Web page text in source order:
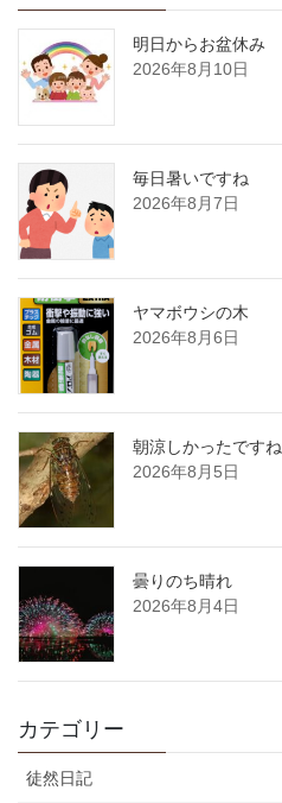
明日からお盆休み
2026年8月10日
毎日暑いですね
2026年8月7日
ヤマボウシの木
2026年8月6日
朝涼しかったですね
2026年8月5日
曇りのち晴れ
2026年8月4日
カテゴリー
徒然日記